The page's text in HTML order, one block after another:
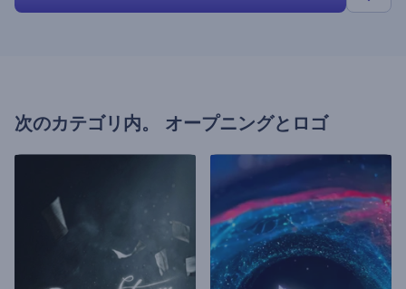
次のカテゴリ内。 オープニングとロゴ